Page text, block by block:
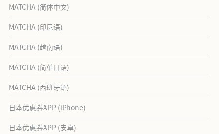
MATCHA (简体中文)
MATCHA (印尼语)
MATCHA (越南语)
MATCHA (简单日语)
MATCHA (西班牙语)
日本优惠券APP (iPhone)
日本优惠券APP (安卓)